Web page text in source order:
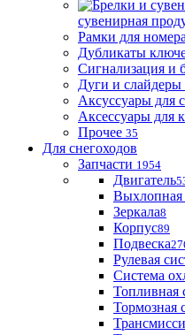
сувенирная
Рамки для номера
Дубликаты
Сигнализация и
Дуги и слайдеры
Аксуссуары для
Аксессуары для
Прочее 35
Для снегоходов
Запчасти 1954
Двигатель
Выхлопная
Зеркала8
Корпус89
Подвеска
Рулевая
Система
Топливная
Тормозная